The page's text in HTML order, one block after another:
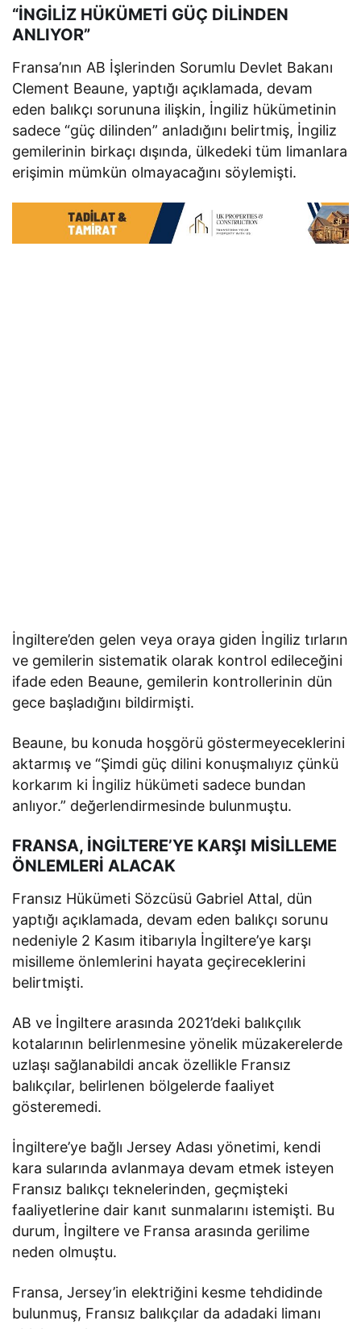
“İNGİLİZ HÜKÜMETİ GÜÇ DİLİNDEN
ANLIYOR”
Fransa’nın AB İşlerinden Sorumlu Devlet Bakanı
Clement Beaune, yaptığı açıklamada, devam
eden balıkçı sorununa ilişkin, İngiliz hükümetinin
sadece “güç dilinden” anladığını belirtmiş, İngiliz
gemilerinin birkaçı dışında, ülkedeki tüm limanlara
erişimin mümkün olmayacağını söylemişti.
İngiltere’den gelen veya oraya giden İngiliz tırların
ve gemilerin sistematik olarak kontrol edileceğini
ifade eden Beaune, gemilerin kontrollerinin dün
gece başladığını bildirmişti.
Beaune, bu konuda hoşgörü göstermeyeceklerini
aktarmış ve “Şimdi güç dilini konuşmalıyız çünkü
korkarım ki İngiliz hükümeti sadece bundan
anlıyor.” değerlendirmesinde bulunmuştu.
FRANSA, İNGİLTERE’YE KARŞI MİSİLLEME
ÖNLEMLERİ ALACAK
Fransız Hükümeti Sözcüsü Gabriel Attal, dün
yaptığı açıklamada, devam eden balıkçı sorunu
nedeniyle 2 Kasım itibarıyla İngiltere’ye karşı
misilleme önlemlerini hayata geçireceklerini
belirtmişti.
AB ve İngiltere arasında 2021’deki balıkçılık
kotalarının belirlenmesine yönelik müzakerelerde
uzlaşı sağlanabildi ancak özellikle Fransız
balıkçılar, belirlenen bölgelerde faaliyet
gösteremedi.
İngiltere’ye bağlı Jersey Adası yönetimi, kendi
kara sularında avlanmaya devam etmek isteyen
Fransız balıkçı teknelerinden, geçmişteki
faaliyetlerine dair kanıt sunmalarını istemişti. Bu
durum, İngiltere ve Fransa arasında gerilime
neden olmuştu.
Fransa, Jersey’in elektriğini kesme tehdidinde
bulunmuş, Fransız balıkçılar da adadaki limanı